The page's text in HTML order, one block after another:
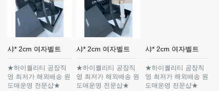
샤* 2cm 여자벨트
★하이퀄리티 공장직
영 최저가 해외배송 원
도매운영 전문샵★
샤* 2cm 여자벨트
★하이퀄리티 공장직
영 최저가 해외배송 원
도매운영 전문샵★
샤* 2cm 여자벨트
★하이퀄리티 공장직
영 최저가 해외배송 원
도매운영 전문샵★